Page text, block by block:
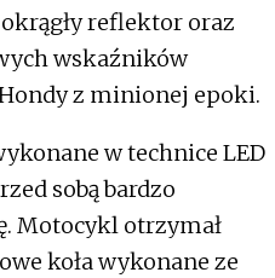
reflektor oraz
wskaźników
z minionej epoki.
w technice LED
sobą bardzo
Motocykl otrzymał
koła wykonane ze